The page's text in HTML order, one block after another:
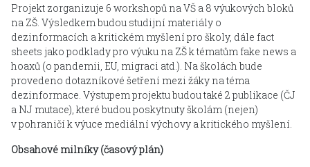
Projekt zorganizuje 6 workshopů na VŠ a 8 výukových bloků
na ZŠ. Výsledkem budou studijní materiály o
dezinformacích a kritickém myšlení pro školy, dále fact
sheets jako podklady pro výuku na ZŠ k tématům fake news a
hoaxů (o pandemii, EU, migraci atd.). Na školách bude
provedeno dotazníkové šetření mezi žáky na téma
dezinformace. Výstupem projektu budou také 2 publikace (ČJ
a NJ mutace), které budou poskytnuty školám (nejen)
v pohraničí k výuce mediální výchovy a kritického myšlení.
Obsahové milníky (časový plán)